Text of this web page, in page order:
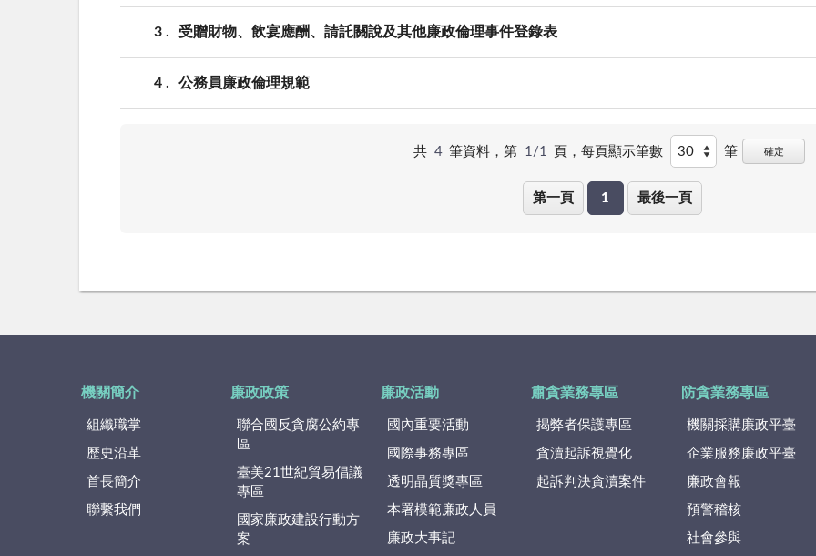
3 受贈財物、飲宴應酬、請託關說及其他廉政倫理事件登錄表
4 公務員廉政倫理規範
共 4 筆資料，第 1/1 頁，每頁顯示筆數 筆 確定
第一頁 1 最後一頁
機關簡介
組織職掌
歷史沿革
首長簡介
聯繫我們
廉政政策
聯合國反貪腐公約專
區
臺美21世紀貿易倡議
專區
國家廉政建設行動方
案
廉政活動
國內重要活動
國際事務專區
透明晶質獎專區
本署模範廉政人員
廉政大事記
肅貪業務專區
揭弊者保護專區
貪瀆起訴視覺化
起訴判決貪瀆案件
防貪業務專區
機關採購廉政平臺
企業服務廉政平臺
廉政會報
預警稽核
社會參與